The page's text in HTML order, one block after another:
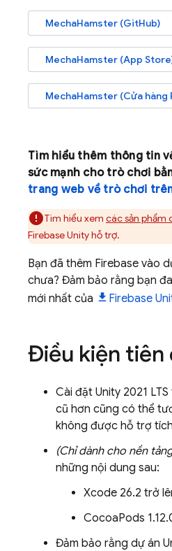
MechaHamster (GitHub)
MechaHamster (App
MechaHamster (Cửa hàng
Tìm hiểu thêm thông tin
sức mạnh cho trò chơi
trang web về trò chơi
Tìm hiểu xem các sản phẩm
FirebaseUnityhỗ trợ.
Bạn đã thêm Firebase vào
chưa? Đảm bảo rằng bạn
mới nhất của
Firebase
Điều kiện tiên
Cài đặt Unity 2021
cũ hơn cũng có thể
không được hỗ trợ
(Chỉ dành cho nền
những nội dung sau:
Xcode 26.2 trở
CocoaPods
Đảm bảo rằng dự án